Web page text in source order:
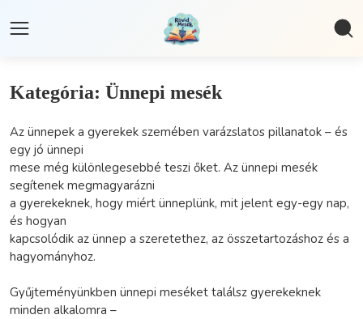
Kategória: Ünnepi mesék
Az ünnepek a gyerekek szemében varázslatos pillanatok – és
egy jó ünnepi
mese még különlegesebbé teszi őket. Az ünnepi mesék
segítenek megmagyarázni
a gyerekeknek, hogy miért ünneplünk, mit jelent egy-egy nap,
és hogyan
kapcsolódik az ünnep a szeretethez, az összetartozáshoz és a
hagyományhoz.
Gyűjteményünkben ünnepi meséket találsz gyerekeknek
minden alkalomra –